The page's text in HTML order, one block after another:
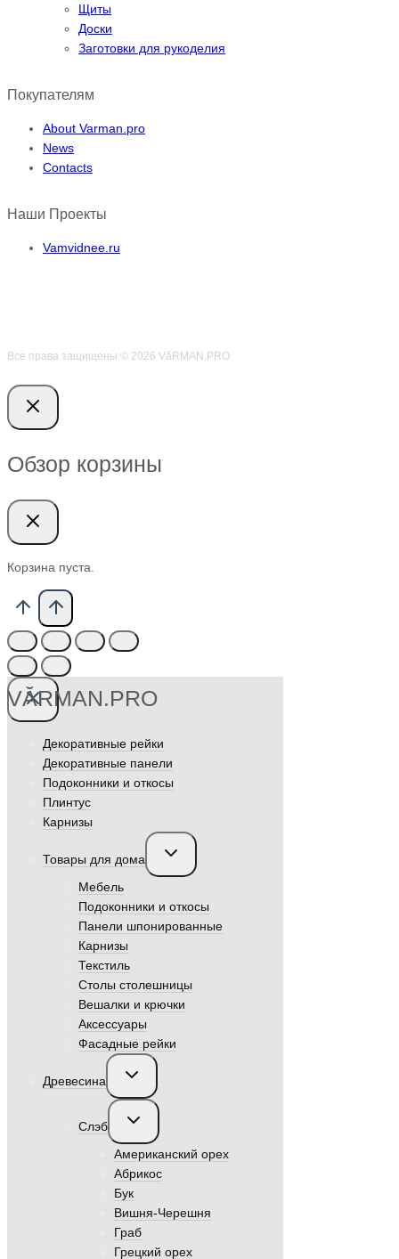
Щиты
Доски
Заготовки для рукоделия
Покупателям
About Varman.pro
News
Contacts
Наши Проекты
Vamvidnee.ru
Все права защищены © 2026 VӑRMAN.PRO
Обзор корзины
Корзина пуста.
VӐRMAN.PRO
Декоративные рейки
Декоративные панели
Подоконники и откосы
Плинтус
Карнизы
Товары для дома
Переключить
дочернее
Мебель
Подоконники и откосы
Панели шпонированные
Карнизы
Текстиль
Столы столешницы
Вешалки и крючки
Аксессуары
Фасадные рейки
Древесина
Переключить
дочернее
Слэб
Переключить
дочернее
Американский орех
Абрикос
Бук
Вишня-Черешня
Граб
Грецкий орех